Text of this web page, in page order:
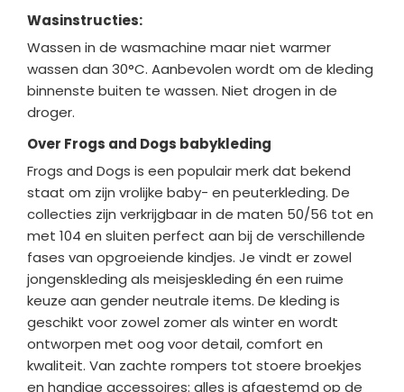
Wasinstructies:
Wassen in de wasmachine maar niet warmer
wassen dan 30°C. Aanbevolen wordt om de kleding
binnenste buiten te wassen. Niet drogen in de
droger.
Over Frogs and Dogs babykleding
Frogs and Dogs is een populair merk dat bekend
staat om zijn vrolijke baby- en peuterkleding. De
collecties zijn verkrijgbaar in de maten 50/56 tot en
met 104 en sluiten perfect aan bij de verschillende
fases van opgroeiende kindjes. Je vindt er zowel
jongenskleding als meisjeskleding én een ruime
keuze aan gender neutrale items. De kleding is
geschikt voor zowel zomer als winter en wordt
ontworpen met oog voor detail, comfort en
kwaliteit. Van zachte rompers tot stoere broekjes
en handige accessoires: alles is afgestemd op de